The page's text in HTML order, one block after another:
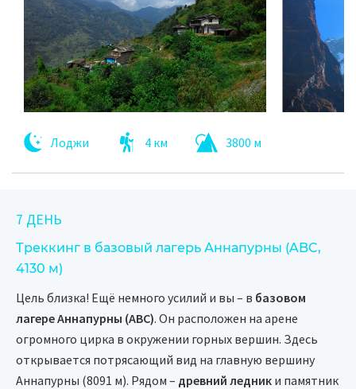
Лоджи 4 км 3800 м
7 ДЕНЬ
Треккинг в базовый лагерь Аннапурны (ABC,
4130 м)
Цель близка! Ещё немного усилий и вы – в базовом
лагере Аннапурны (ABC). Он расположен на арене
огромного цирка в окружении горных вершин. Здесь
открывается потрясающий вид на главную вершину
Аннапурны (8091 м). Рядом – древний ледник и памятник